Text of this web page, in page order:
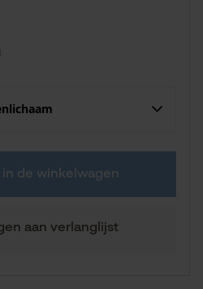
in de winkelwagen
aan verlanglijst